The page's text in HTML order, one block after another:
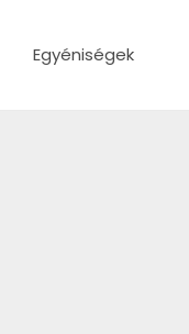
Egyéniségek